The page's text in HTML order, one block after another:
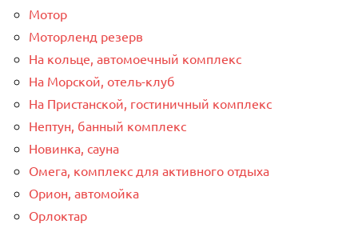
Мотор
Моторленд резерв
На кольце, автомоечный комплекс
На Морской, отель-клуб
На Пристанской, гостиничный комплекс
Нептун, банный комплекс
Новинка, сауна
Омега, комплекс для активного отдыха
Орион, автомойка
Орлоктар